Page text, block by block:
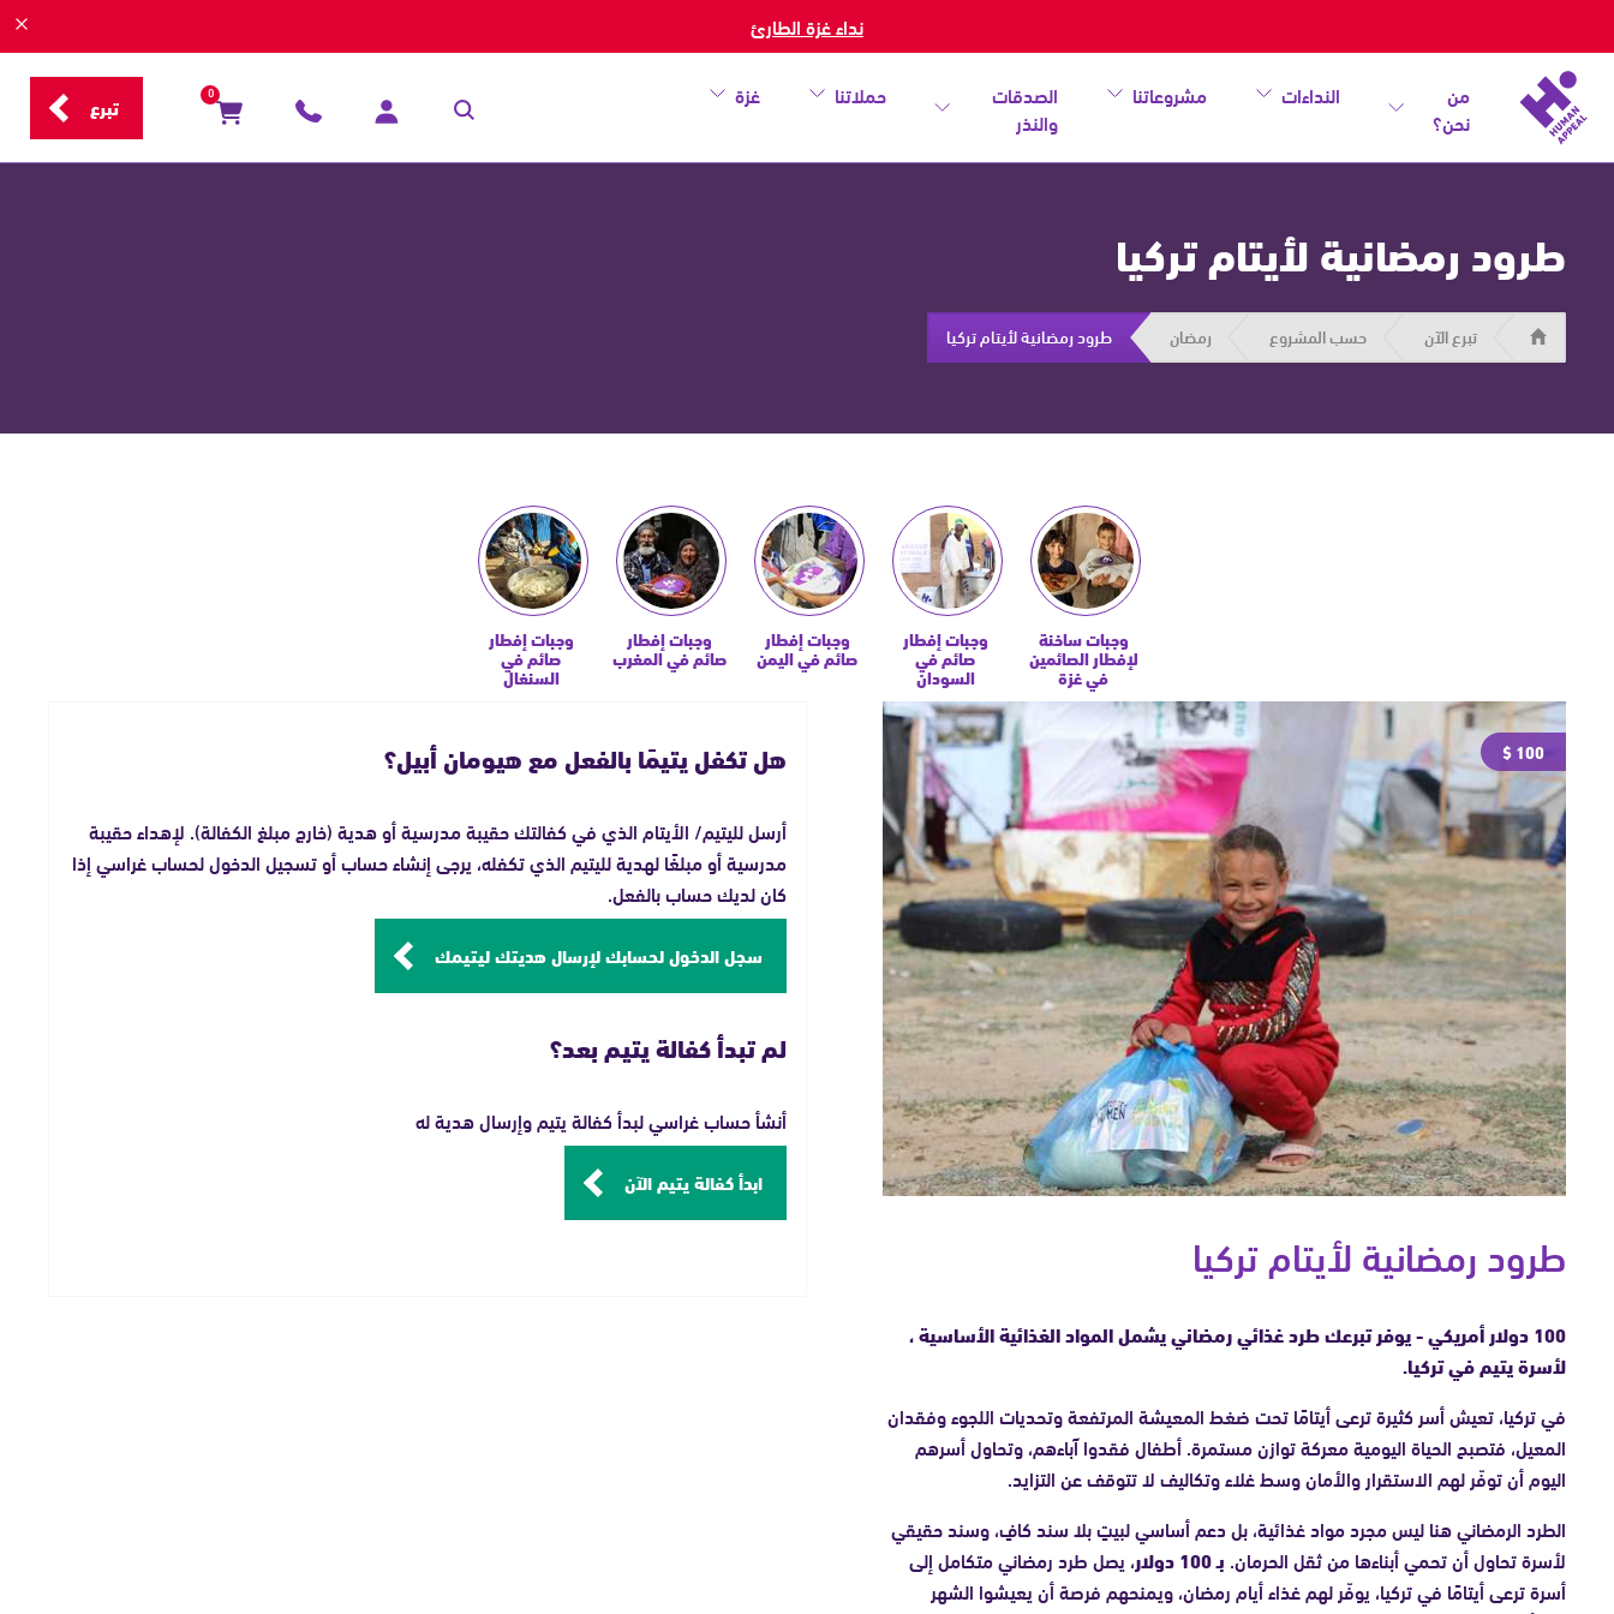
نداء غزة الطارئ
من
نحن؟
النداءات مشروعاتنا الصدقات
والنذر
حملاتنا غزة 0 تبرع
طرود رمضانية لأيتام تركيا
هيومان
أبيل
أجل
تبرع الآن حسب المشروع رمضان طرود رمضانية لأيتام تركيا
وجبات ساخنة
لإفطار الصائمين
في غزة
وجبات إفطار
صائم في
السودان
وجبات إفطار
صائم في اليمن
وجبات إفطار
صائم في المغرب
وجبات إفطار
صائم في
السنغال
100 $
طرود رمضانية لأيتام تركيا
100 دولار أمريكي - يوفر تبرعك طرد غذائي رمضاني يشمل المواد الغذائية الأساسية ،
لأسرة يتيم في تركيا.
في تركيا، تعيش أسر كثيرة ترعى أيتامًا تحت ضغط المعيشة المرتفعة وتحديات اللجوء وفقدان
المعيل، فتصبح الحياة اليومية معركة توازن مستمرة. أطفال فقدوا آباءهم، وتحاول أسرهم
اليوم أن توفّر لهم الاستقرار والأمان وسط غلاء وتكاليف لا تتوقف عن التزايد.
الطرد الرمضاني هنا ليس مجرد مواد غذائية، بل دعم أساسي لبيتٍ بلا سند كافٍ، وسند حقيقي
لأسرة تحاول أن تحمي أبناءها من ثقل الحرمان. بـ 100 دولار
، يصل طرد رمضاني متكامل إلى
أسرة ترعى أيتامًا في تركيا، يوفّر لهم غذاء أيام رمضان، ويمنحهم فرصة أن يعيشوا الشهر
هل تكفل يتيمًا بالفعل مع هيومان أبيل؟
أرسل لليتيم/ الأيتام الذي في كفالتك حقيبة مدرسية أو هدية (خارج مبلغ الكفالة). لإهداء حقيبة
مدرسية أو مبلغًا لهدية لليتيم الذي تكفله، يرجى إنشاء حساب أو تسجيل الدخول لحساب غراسي إذا
كان لديك حساب بالفعل.
سجل الدخول لحسابك لإرسال هديتك ليتيمك
لم تبدأ كفالة يتيم بعد؟
أنشأ حساب غراسي لبدأ كفالة يتيم وإرسال هدية له
ابدأ كفالة يتيم الآن
خطأ
أغلق